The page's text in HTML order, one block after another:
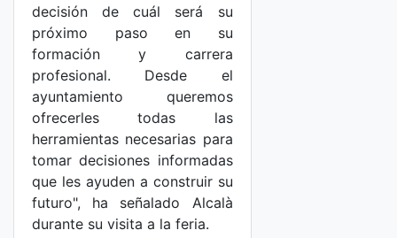
decisión de cuál será su
próximo paso en su
formación y carrera
profesional. Desde el
ayuntamiento queremos
ofrecerles todas las
herramientas necesarias para
tomar decisiones informadas
que les ayuden a construir su
futuro", ha señalado Alcalà
durante su visita a la feria.